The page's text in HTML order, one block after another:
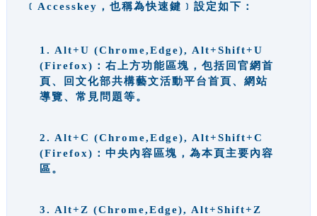
﹝Accesskey，也稱為快速鍵﹞設定如下：
1. Alt+U (Chrome,Edge), Alt+Shift+U
(Firefox)：右上方功能區塊，包括回官網首
頁、回文化部共構藝文活動平台首頁、網站
導覽、常見問題等。
2. Alt+C (Chrome,Edge), Alt+Shift+C
(Firefox)：中央內容區塊，為本頁主要內容
區。
3. Alt+Z (Chrome,Edge), Alt+Shift+Z